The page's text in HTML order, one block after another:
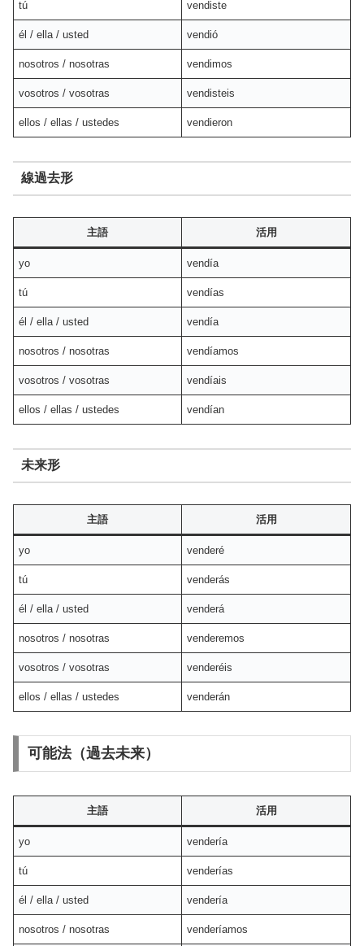
tú vendiste
él / ella / usted vendió
nosotros / nosotras vendimos
vosotros / vosotras vendisteis
ellos / ellas / ustedes vendieron
線過去形
主語 活用
yo vendía
tú vendías
él / ella / usted vendía
nosotros / nosotras vendíamos
vosotros / vosotras vendíais
ellos / ellas / ustedes vendían
未来形
主語 活用
yo venderé
tú venderás
él / ella / usted venderá
nosotros / nosotras venderemos
vosotros / vosotras venderéis
ellos / ellas / ustedes venderán
可能法（過去未来）
主語 活用
yo vendería
tú venderías
él / ella / usted vendería
nosotros / nosotras venderíamos